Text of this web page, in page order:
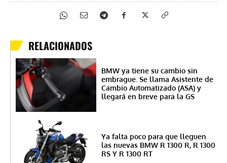
RELACIONADOS
BMW ya tiene su cambio sin
embrague. Se llama Asistente de
Cambio Automatizado (ASA) y
llegará en breve para la GS
Ya falta poco para que lleguen
las nuevas BMW R 1300 R, R 1300
RS Y R 1300 RT